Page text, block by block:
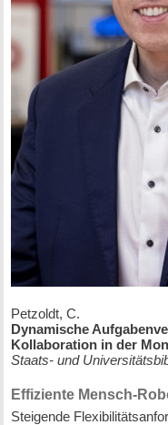
Petzoldt, C.
Dynamische
Kollaboration in der
Staats- und
Effiziente Mensch-
Steigende